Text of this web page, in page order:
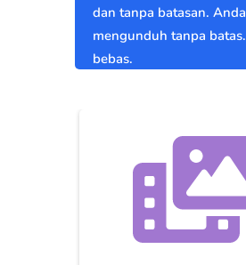
dan tanpa batasan.
mengunduh tanpa
bebas.